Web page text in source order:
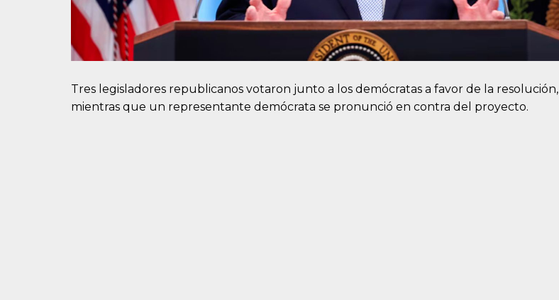
Tres legisladores republicanos votaron junto a los demócratas a favor de la resolución,
mientras que un representante demócrata se pronunció en contra del proyecto.